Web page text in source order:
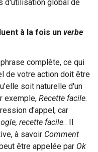
d'utilisation global de
à la fois un verbe
complète, ce qui
de votre action doit être
soit naturelle d'un
exemple, Recette facile.
d'appel, car
recette facile.. Il
à savoir Comment
être appelée par Ok